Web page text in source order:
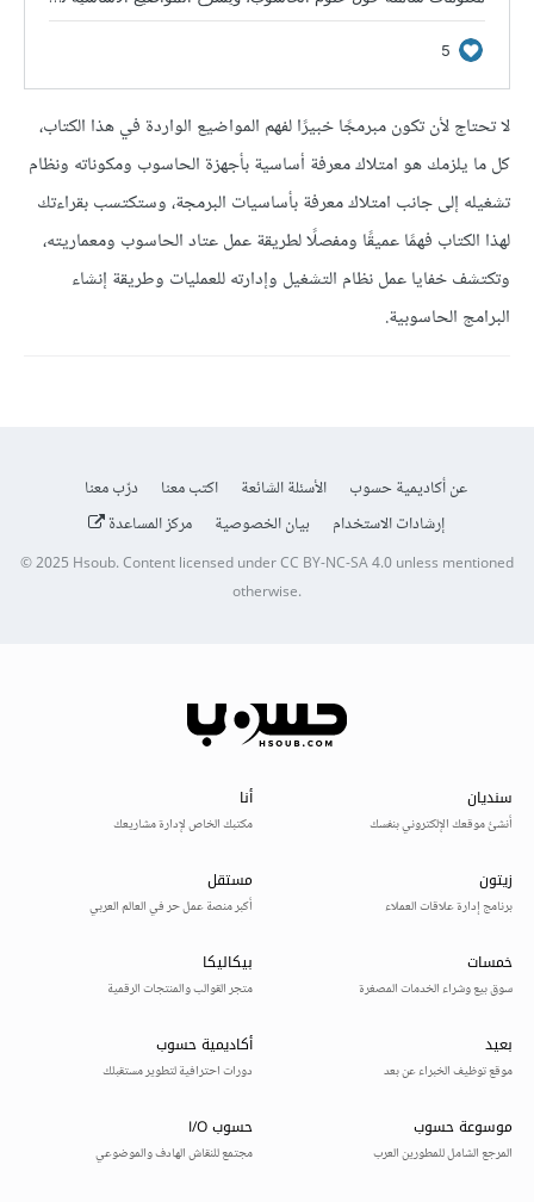
لا تحتاج لأن تكون مبرمجًا خبيرًا لفهم المواضيع الواردة في هذا الكتاب،
كل ما يلزمك هو امتلاك معرفة أساسية بأجهزة الحاسوب ومكوناته ونظام
تشغيله إلى جانب امتلاك معرفة بأساسيات البرمجة، وستكتسب بقراءتك
لهذا الكتاب فهمًا عميقًا ومفصلًا لطريقة عمل عتاد الحاسوب ومعماريته،
وتكتشف خفايا عمل نظام التشغيل وإدارته للعمليات وطريقة إنشاء
البرامج الحاسوبية.
عن أكاديمية حسوب الأسئلة الشائعة اكتب معنا
درّب معنا
إرشادات الاستخدام
بيان الخصوصية مركز المساعدة
© 2025 Hsoub.Content licensed underCC BY-NC-SA 4.0unless mentioned
otherwise.